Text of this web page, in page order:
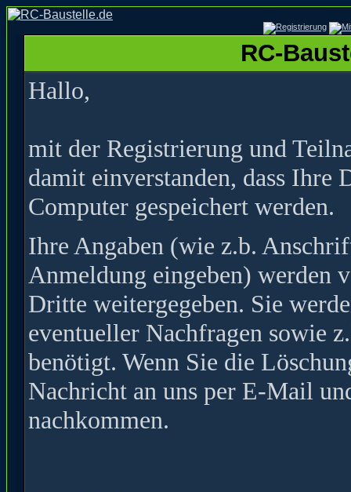
RC-
Hallo,
mit der Registrierung und
damit einverstanden, dass Ihre
Computer gespeichert werden.
Ihre Angaben (wie z.b.
Anmeldung eingeben) werden
Dritte weitergegeben. Sie
eventueller Nachfragen sowie
benötigt. Wenn Sie die
Nachricht an uns per E-Mail
nachkommen.